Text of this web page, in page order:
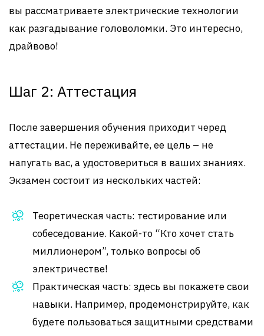
вы рассматриваете электрические технологии
как разгадывание головоломки. Это интересно,
драйвово!
Шаг 2: Аттестация
После завершения обучения приходит черед
аттестации. Не переживайте, ее цель – не
напугать вас, а удостовериться в ваших знаниях.
Экзамен состоит из нескольких частей:
Теоретическая часть: тестирование или
собеседование. Какой-то “Кто хочет стать
миллионером”, только вопросы об
электричестве!
Практическая часть: здесь вы покажете свои
навыки. Например, продемонстрируйте, как
будете пользоваться защитными средствами